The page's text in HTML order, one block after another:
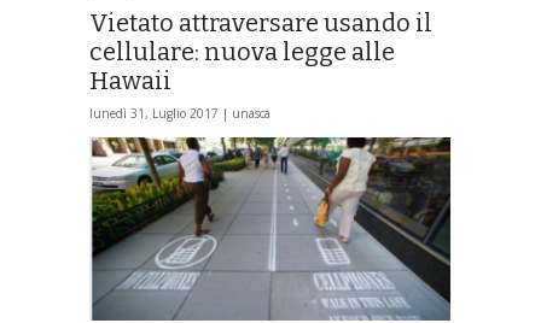
Vietato attraversare usando il
cellulare: nuova legge alle
Hawaii
lunedì 31, Luglio 2017 | unasca